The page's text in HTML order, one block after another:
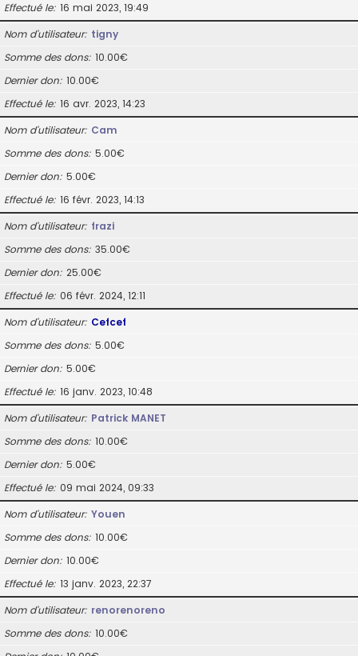
Effectué le 16 mai 2023, 19:49
Nom d’utilisateur tigny
Somme des dons 10.00€
Dernier don 10.00€
Effectué le 16 avr. 2023, 14:23
Nom d’utilisateur Cam
Somme des dons 5.00€
Dernier don 5.00€
Effectué le 16 févr. 2023, 14:13
Nom d’utilisateur frazi
Somme des dons 35.00€
Dernier don 25.00€
Effectué le 06 févr. 2024, 12:11
Nom d’utilisateur Cefcef
Somme des dons 5.00€
Dernier don 5.00€
Effectué le 16 janv. 2023, 10:48
Nom d’utilisateur Patrick MANET
Somme des dons 10.00€
Dernier don 5.00€
Effectué le 09 mai 2024, 09:33
Nom d’utilisateur Youen
Somme des dons 10.00€
Dernier don 10.00€
Effectué le 13 janv. 2023, 22:37
Nom d’utilisateur renorenoreno
Somme des dons 10.00€